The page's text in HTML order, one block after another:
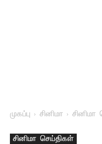
முகப்பு சினிமா சினிமா
சினிமா செய்திகள்